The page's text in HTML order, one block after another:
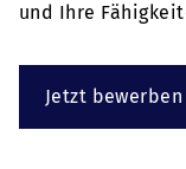
und Ihre
Jetzt bewerben